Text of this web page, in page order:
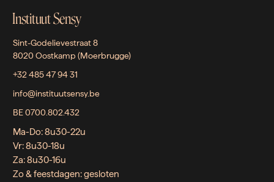
Instituut Sensy
Sint-Godelievestraat 8
8020 Oostkamp (Moerbrugge)
+32 485 47 94 31
info@instituutsensy.be
BE 0700.802.432
Ma-Do: 8u30-22u
Vr: 8u30-18u
Za: 8u30-16u
Zo & feestdagen: gesloten